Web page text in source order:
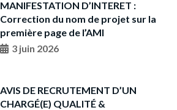
MANIFESTATION D’INTERET :
Correction du nom de projet sur la
première page de l’AMI
3 juin 2026
AVIS DE RECRUTEMENT D’UN
CHARGÉ(E) QUALITÉ &